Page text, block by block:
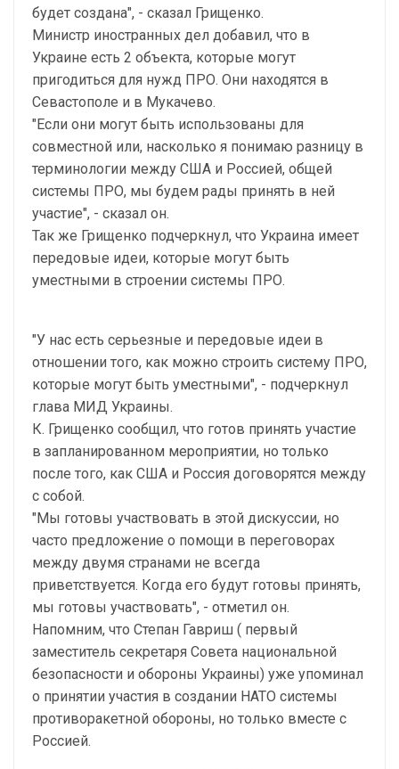
будет создана", - сказал Грищенко.
Министр иностранных дел добавил, что в
Украине есть 2 объекта, которые могут
пригодиться для нужд ПРО. Они находятся в
Севастополе и в Мукачево.
"Если они могут быть использованы для
совместной или, насколько я понимаю разницу в
терминологии между США и Россией, общей
системы ПРО, мы будем рады принять в ней
участие", - сказал он.
Так же Грищенко подчеркнул, что Украина имеет
передовые идеи, которые могут быть
уместными в строении системы ПРО.
"У нас есть серьезные и передовые идеи в
отношении того, как можно строить систему ПРО,
которые могут быть уместными", - подчеркнул
глава МИД Украины.
К. Грищенко сообщил, что готов принять участие
в запланированном мероприятии, но только
после того, как США и Россия договорятся между
с собой.
"Мы готовы участвовать в этой дискуссии, но
часто предложение о помощи в переговорах
между двумя странами не всегда
приветствуется. Когда его будут готовы принять,
мы готовы участвовать", - отметил он.
Напомним, что Степан Гавриш ( первый
заместитель секретаря Совета национальной
безопасности и обороны Украины) уже упоминал
о принятии участия в создании НАТО системы
противоракетной обороны, но только вместе с
Россией.